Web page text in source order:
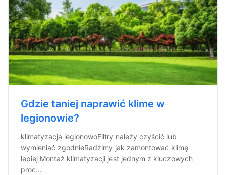
Gdzie taniej naprawić klime w
legionowie?
klimatyzacja legionowoFiltry należy czyścić lub
wymieniać zgodnieRadzimy jak zamontować klimę
lepiej Montaż klimatyzacji jest jednym z kluczowych
proc...